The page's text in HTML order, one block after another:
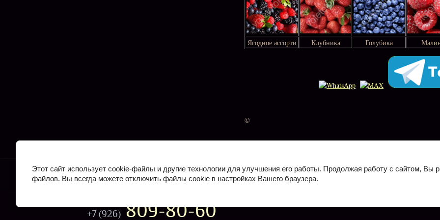
Ягодное ассорти Клубника Голубика
©
Главная Начинки Постные
Звоните нам:
649-66-93
+7 (926)809-80-60
Этот сайт использует cookie-файлы и другие технологии для улучшения его работы. Продолжая работу с сайтом, Вы
файлов. Вы всегда можете отключить файлы cookie в настройках Вашего браузера.